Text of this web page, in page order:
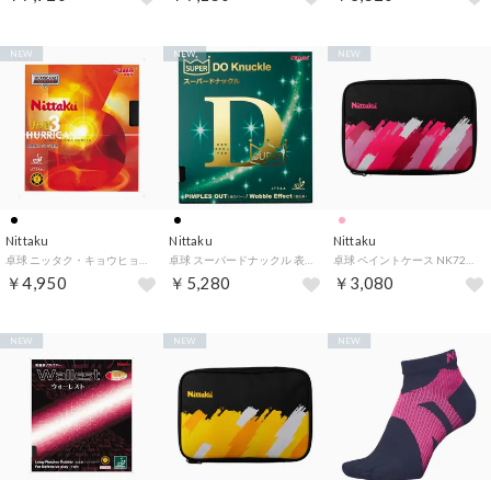
Nittaku
卓球 ニッタク・キョウヒョウ3 裏ソフトラバー NR8669 71 （ブラック）
￥4,950
NEW
Nittaku
卓球 スーパードナックル 表ソフト 表ソフトラバー NR8573 71 （ブラック）
￥5,280
NEW
Nittaku
卓球 ペイントケース NK7222 29 （ロゼ）
￥3,080
NEW
NEW NEW NEW